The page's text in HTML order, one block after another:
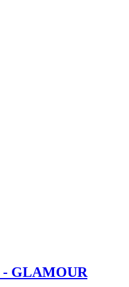
GLAMOUR